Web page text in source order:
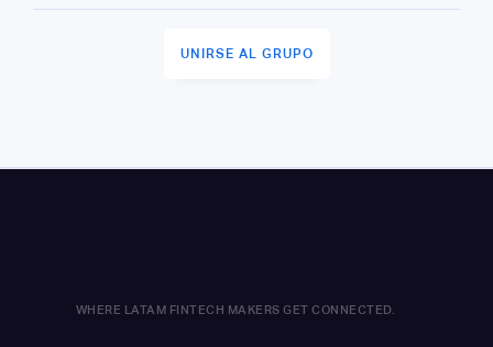
UNIRSE AL GRUPO
WHERE LATAM FINTECH MAKERS GET CONNECTED.